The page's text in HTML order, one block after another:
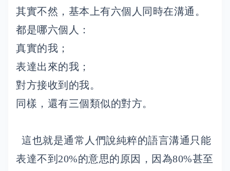
其實不然，基本上有六個人同時在溝通。
都是哪六個人：
真實的我；
表達出來的我；
對方接收到的我。
同樣，還有三個類似的對方。
這也就是通常人們說純粹的語言溝通只能
表達不到20%的意思的原因，因為80%甚至